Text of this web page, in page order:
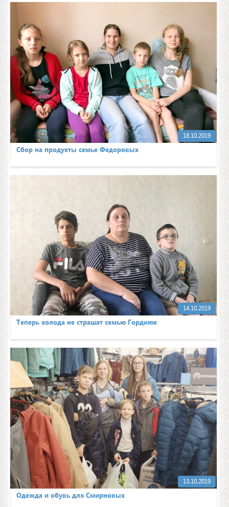
18.10.2019
Сбор на продукты семье Федоровых
14.10.2019
Теперь холода не страшат семью Гордиюк
13.10.2019
Одежда и обувь для Смирновых